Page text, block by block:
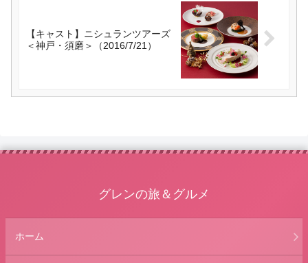
【キャスト】ニシュランツアーズ
＜神戸・須磨＞（2016/7/21）
グレンの旅＆グルメ
ホーム